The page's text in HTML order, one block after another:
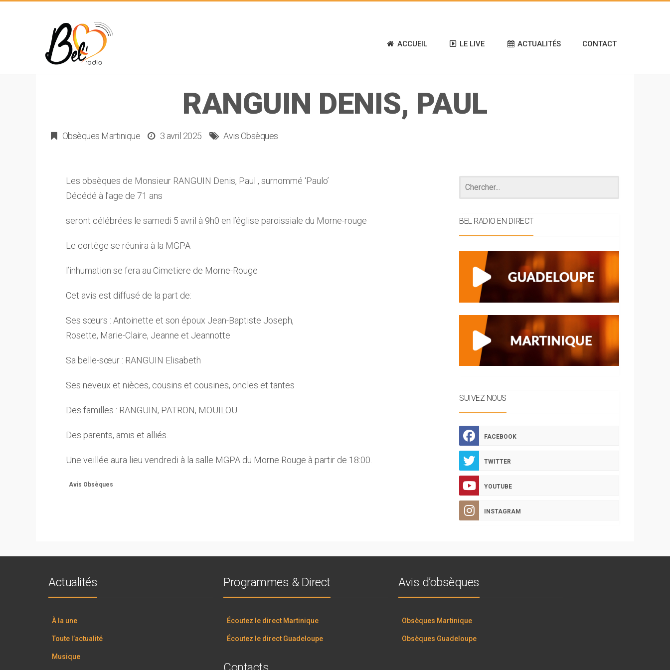
ACCUEIL LE LIVE ACTUALITÉS CONTACT
RANGUIN DENIS, PAUL
Obsèques Martinique 3 avril 2025 Avis Obsèques
Les obsèques de Monsieur RANGUIN Denis, Paul , surnommé ‘Paulo’
Décédé à l’age de 71 ans
seront célébrées le samedi 5 avril à 9h0 en l’église paroissiale du Morne-rouge
Le cortège se réunira à la MGPA
l’inhumation se fera au Cimetiere de Morne-Rouge
Cet avis est diffusé de la part de:
Ses sœurs : Antoinette et son époux Jean-Baptiste Joseph,
Rosette, Marie-Claire, Jeanne et Jeannotte
Sa belle-sœur : RANGUIN Elisabeth
Ses neveux et nièces, cousins et cousines, oncles et tantes
Des familles : RANGUIN, PATRON, MOUILOU
Des parents, amis et alliés.
Une veillée aura lieu vendredi à la salle MGPA du Morne Rouge à partir de 18:00.
Avis Obsèques
BEL RADIO EN DIRECT
SUIVEZ NOUS
FACEBOOK
TWITTER
YOUTUBE
INSTAGRAM
Actualités
À la une
Toute l’actualité
Musique
Programmes & Direct
Écoutez le direct Martinique
Écoutez le direct Guadeloupe
Avis d’obsèques
Obsèques Martinique
Obsèques Guadeloupe